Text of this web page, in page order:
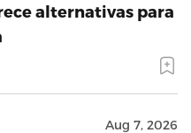
alternativas para
Aug 7, 2026